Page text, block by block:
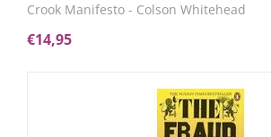
Crook Manifesto - Colson Whitehead
€14,95